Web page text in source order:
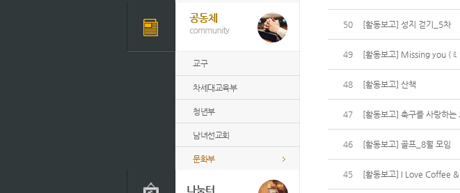
교구
차세대교육부
청년부
남녀선교회
문화부
50 [활동보고] 성지 걷기_5차
49 [활동보고] Missing you (
48 [활동보고] 산책
47 [활동보고] 축구를 사랑하
46 [활동보고] 골프_8월 모임
45 [활동보고] I Love Coffee